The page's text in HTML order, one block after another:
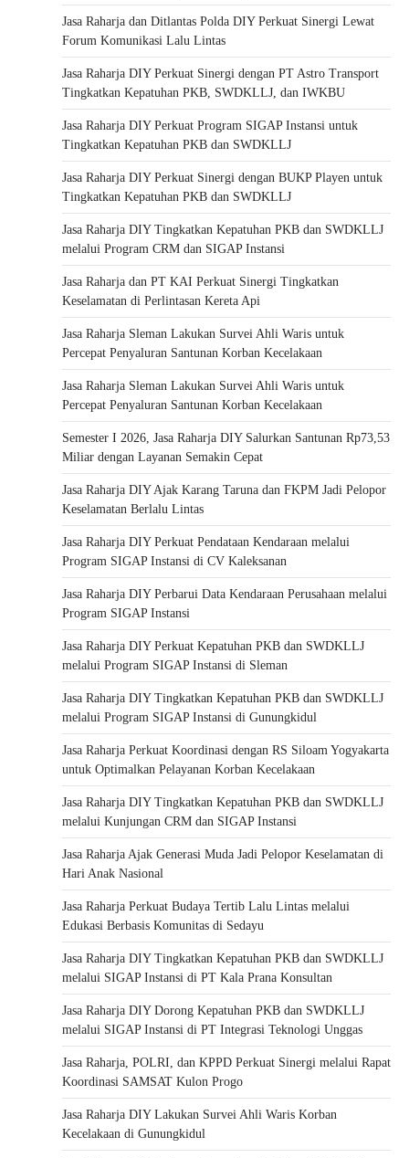
Jasa Raharja dan Ditlantas Polda DIY Perkuat Sinergi Lewat
Forum Komunikasi Lalu Lintas
Jasa Raharja DIY Perkuat Sinergi dengan PT Astro Transport
Tingkatkan Kepatuhan PKB, SWDKLLJ, dan IWKBU
Jasa Raharja DIY Perkuat Program SIGAP Instansi untuk
Tingkatkan Kepatuhan PKB dan SWDKLLJ
Jasa Raharja DIY Perkuat Sinergi dengan BUKP Playen untuk
Tingkatkan Kepatuhan PKB dan SWDKLLJ
Jasa Raharja DIY Tingkatkan Kepatuhan PKB dan SWDKLLJ
melalui Program CRM dan SIGAP Instansi
Jasa Raharja dan PT KAI Perkuat Sinergi Tingkatkan
Keselamatan di Perlintasan Kereta Api
Jasa Raharja Sleman Lakukan Survei Ahli Waris untuk
Percepat Penyaluran Santunan Korban Kecelakaan
Jasa Raharja Sleman Lakukan Survei Ahli Waris untuk
Percepat Penyaluran Santunan Korban Kecelakaan
Semester I 2026, Jasa Raharja DIY Salurkan Santunan Rp73,53
Miliar dengan Layanan Semakin Cepat
Jasa Raharja DIY Ajak Karang Taruna dan FKPM Jadi Pelopor
Keselamatan Berlalu Lintas
Jasa Raharja DIY Perkuat Pendataan Kendaraan melalui
Program SIGAP Instansi di CV Kaleksanan
Jasa Raharja DIY Perbarui Data Kendaraan Perusahaan melalui
Program SIGAP Instansi
Jasa Raharja DIY Perkuat Kepatuhan PKB dan SWDKLLJ
melalui Program SIGAP Instansi di Sleman
Jasa Raharja DIY Tingkatkan Kepatuhan PKB dan SWDKLLJ
melalui Program SIGAP Instansi di Gunungkidul
Jasa Raharja Perkuat Koordinasi dengan RS Siloam Yogyakarta
untuk Optimalkan Pelayanan Korban Kecelakaan
Jasa Raharja DIY Tingkatkan Kepatuhan PKB dan SWDKLLJ
melalui Kunjungan CRM dan SIGAP Instansi
Jasa Raharja Ajak Generasi Muda Jadi Pelopor Keselamatan di
Hari Anak Nasional
Jasa Raharja Perkuat Budaya Tertib Lalu Lintas melalui
Edukasi Berbasis Komunitas di Sedayu
Jasa Raharja DIY Tingkatkan Kepatuhan PKB dan SWDKLLJ
melalui SIGAP Instansi di PT Kala Prana Konsultan
Jasa Raharja DIY Dorong Kepatuhan PKB dan SWDKLLJ
melalui SIGAP Instansi di PT Integrasi Teknologi Unggas
Jasa Raharja, POLRI, dan KPPD Perkuat Sinergi melalui Rapat
Koordinasi SAMSAT Kulon Progo
Jasa Raharja DIY Lakukan Survei Ahli Waris Korban
Kecelakaan di Gunungkidul